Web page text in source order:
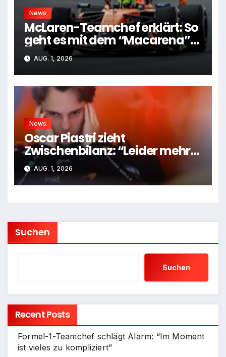
News
McLaren-Teamchef erklärt: So
geht es mit dem “Macarena”-
Flügel weiter
AUG. 1, 2026
News
Oscar Piastri zieht
Zwischenbilanz: “Leider mehr
Tiefen als Höhen”
AUG. 1, 2026
Suchen
Suchen
Recent Posts
Formel-1-Teamchef schlägt Alarm: “Im Moment
ist vieles zu kompliziert”